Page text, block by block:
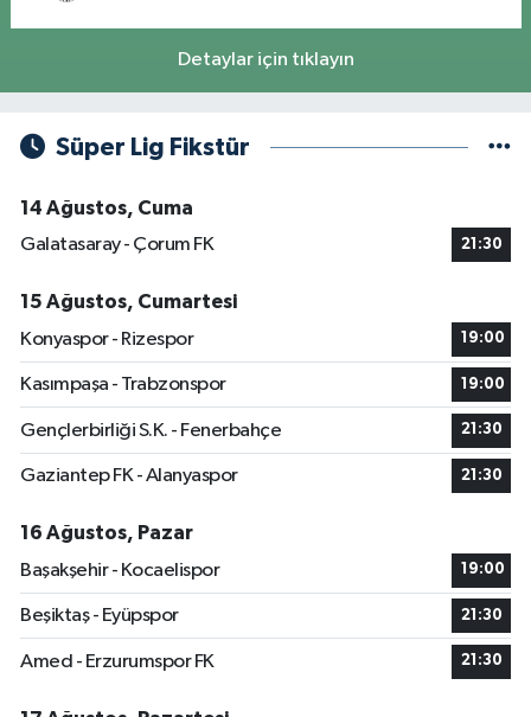
Detaylar için tıklayın
Süper Lig Fikstür
14 Ağustos, Cuma
Galatasaray - Çorum FK
21:30
15 Ağustos, Cumartesi
Konyaspor - Rizespor
19:00
Kasımpaşa - Trabzonspor 19:00
Gençlerbirliği S.K. - Fenerbahçe 21:30
Gaziantep FK - Alanyaspor 21:30
16 Ağustos, Pazar
Başakşehir - Kocaelispor
19:00
Beşiktaş - Eyüpspor 21:30
Amed - Erzurumspor FK 21:30